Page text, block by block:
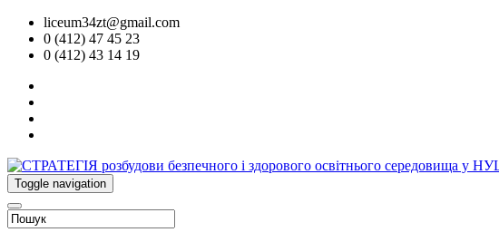
liceum34zt@gmail.com
0 (412) 47 45 23
0 (412) 43 14 19
Toggle navigation